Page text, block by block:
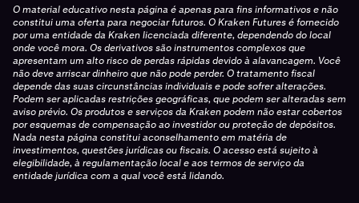
O material educativo nesta página é apenas para fins informativos e não
constitui uma oferta para negociar futuros. O Kraken Futures é fornecido
por uma entidade da Kraken licenciada diferente, dependendo do local
onde você mora. Os derivativos são instrumentos complexos que
apresentam um alto risco de perdas rápidas devido à alavancagem. Você
não deve arriscar dinheiro que não pode perder. O tratamento fiscal
depende das suas circunstâncias individuais e pode sofrer alterações.
Podem ser aplicadas restrições geográficas, que podem ser alteradas sem
aviso prévio. Os produtos e serviços da Kraken podem não estar cobertos
por esquemas de compensação ao investidor ou proteção de depósitos.
Nada nesta página constitui aconselhamento em matéria de
investimentos, questões jurídicas ou fiscais. O acesso está sujeito à
elegibilidade, à regulamentação local e aos termos de serviço da
entidade jurídica com a qual você está lidando.